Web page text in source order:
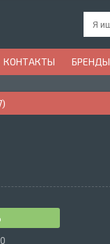
КОНТАКТЫ БРЕНДЫ